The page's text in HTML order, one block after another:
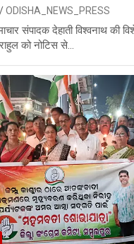
ODISHA_NEWS_PRESS
संपादक देहाती विश्वनाथ की
को नोटिस से…